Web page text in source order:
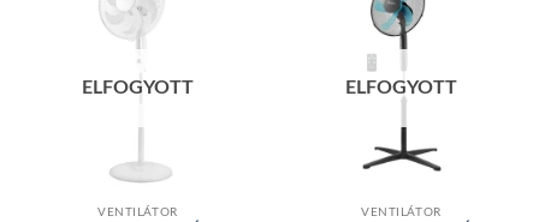
ELFOGYOTT
VENTILÁTOR
ELFOGYOTT
VENTILÁTOR